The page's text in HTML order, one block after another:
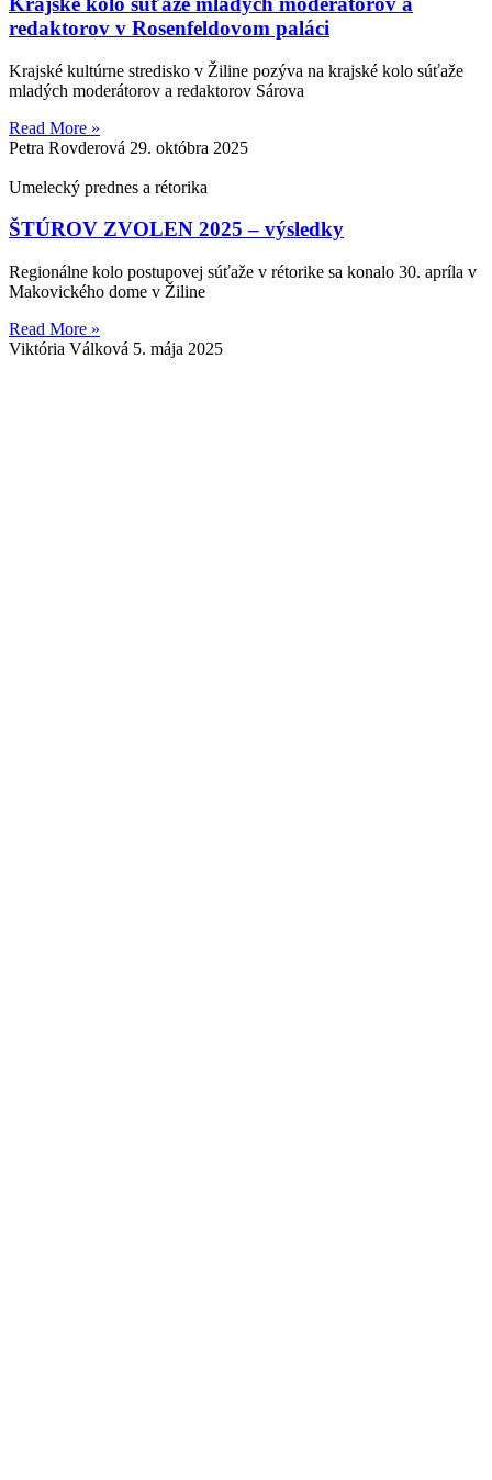
redaktorov v Rosenfeldovom paláci
Krajské kultúrne stredisko v Žiline pozýva na krajské kolo súťaže
mladých moderátorov a redaktorov Sárova
Read More »
Petra Rovderová 29. októbra 2025
Umelecký prednes a rétorika
ŠTÚROV ZVOLEN 2025 – výsledky
Regionálne kolo postupovej súťaže v rétorike sa konalo 30. apríla v
Makovického dome v Žiline
Read More »
Viktória Válková 5. mája 2025